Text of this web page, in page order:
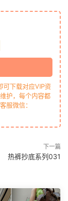
下载对应VIP资
护，每个内容都
服微信：
下一篇
热裤抄底系列031